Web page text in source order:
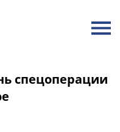
спецоперации